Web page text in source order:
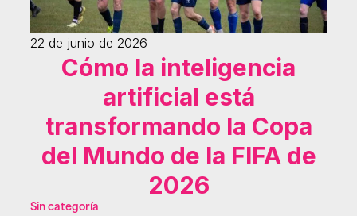
22 de junio de 2026
Cómo la inteligencia
artificial está
transformando la Copa
del Mundo de la FIFA de
2026
Sin categoría